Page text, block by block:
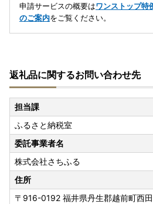
申請サービスの概要はワンストップ特
のご案内をご覧ください。
返礼品に関するお問い合わせ先
担当課
ふるさと納税室
委託事業者名
株式会社さちふる
住所
〒916-0192 福井県丹生郡越前町西